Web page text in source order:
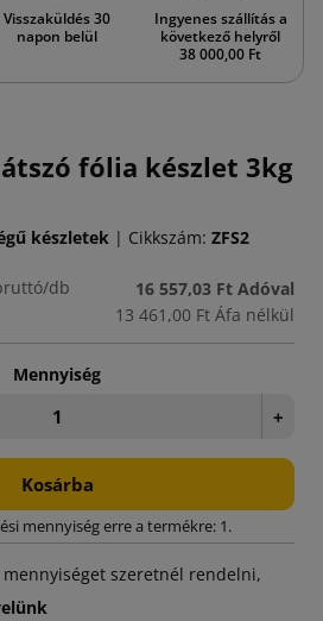
Visszaküldés 30
napon belül
Ingyenes szállítás a
következő helyről
38 000,00 Ft
fólia készlet 3kg
készletek | Cikkszám: ZFS2
db
16 557,03 Ft Adóval
13 461,00 Ft Áfa nélkül
Mennyiség
+
Kosárba
mennyiség erre a termékre: 1.
szeretnél rendelni,